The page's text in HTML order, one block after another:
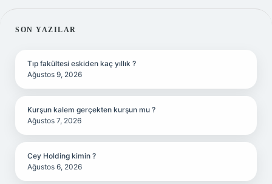
SIDEBAR
SON YAZILAR
Tıp fakültesi eskiden kaç yıllık ?
Ağustos 9, 2026
Kurşun kalem gerçekten kurşun mu ?
Ağustos 7, 2026
Cey Holding kimin ?
Ağustos 6, 2026